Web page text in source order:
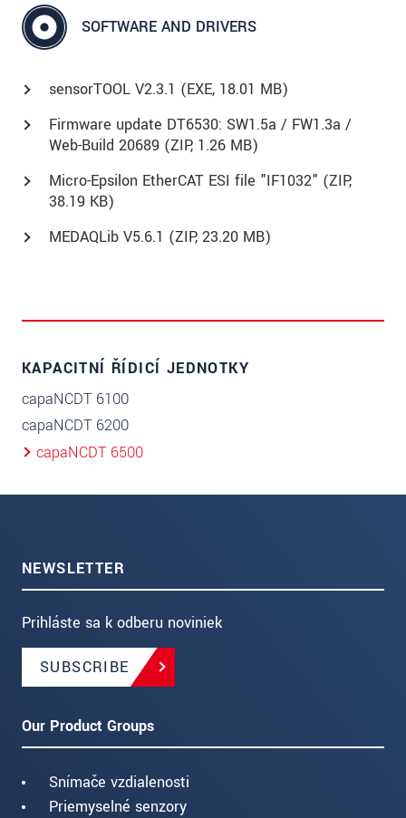
SOFTWARE AND DRIVERS
sensorTOOL V2.3.1 (EXE, 18.01 MB)
Firmware update DT6530: SW1.5a / FW1.3a /
Web-Build 20689 (ZIP, 1.26 MB)
Micro-Epsilon EtherCAT ESI file "IF1032" (ZIP,
38.19 KB)
MEDAQLib V5.6.1 (ZIP, 23.20 MB)
KAPACITNÍ ŘÍDICÍ JEDNOTKY
capaNCDT 6100
capaNCDT 6200
capaNCDT 6500
NEWSLETTER
Prihláste sa k odberu noviniek
SUBSCRIBE
Our Product Groups
Snímače vzdialenosti
Priemyselné senzory